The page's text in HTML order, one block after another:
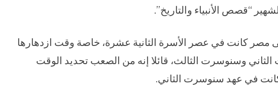
“قصص الأنبياء والتاريخ”.
مصر كانت في عصر الأسرة الثانية عشرة، خاصة وقت ازدهارها
وسنوسرت الثالث، قائلا إنه من الصعب تحديد الوقت
في عهد سنوسرت الثاني.